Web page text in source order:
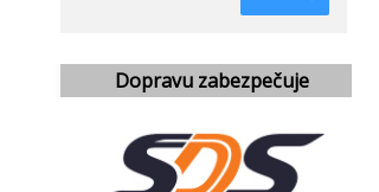
Dopravu zabezpečuje